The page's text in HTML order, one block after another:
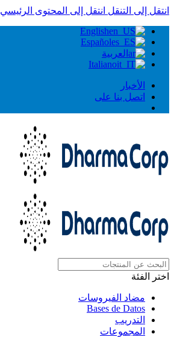
انتقل إلى التنقل انتقل إلى المحتوى الرئيسي
English
Español
العربية
Italiano
الأخبار
اتصل بنا على
اختر الفئة
مضاد الفيروسات
Bases de Datos
التدريب
المجموعات